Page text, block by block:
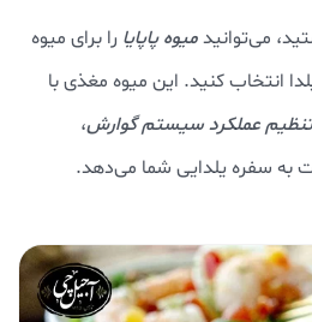
می‌توانیدمیوه پاپایا را برای میوه
کنید. این میوه مغذی با
تنظیم عملکرد سیستم گوارش،
به سفره یلدایی شما می‌دهد.